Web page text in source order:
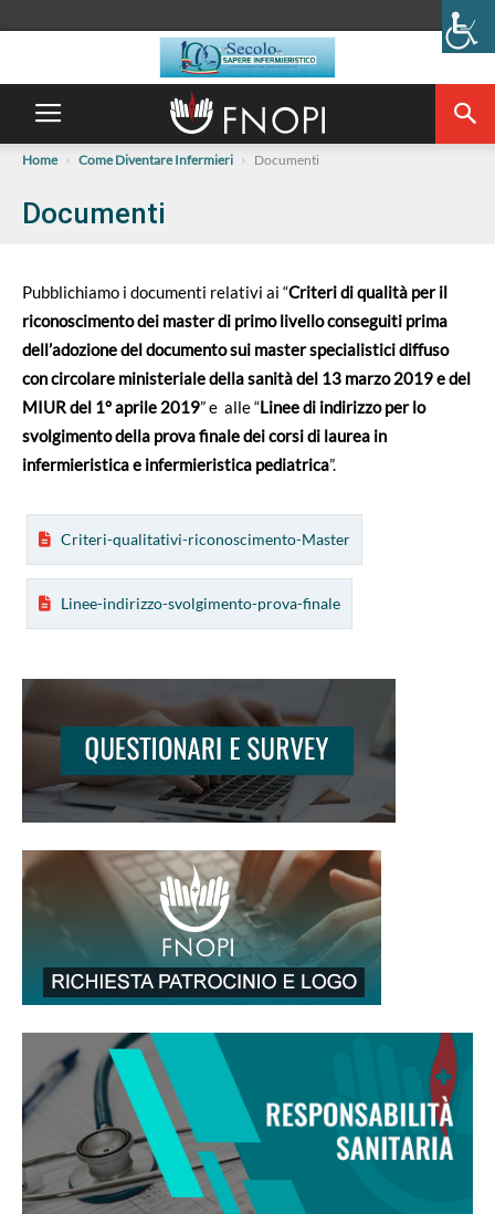
Home Come Diventare Infermieri Documenti
Documenti
Pubblichiamo i documenti relativi ai “Criteri di qualità per il
riconoscimento dei master di primo livello conseguiti prima
dell’adozione del documento sui master specialistici diffuso
con circolare ministeriale della sanità del 13 marzo 2019 e del
MIUR del 1° aprile 2019” e alle “Linee di indirizzo per lo
svolgimento della prova finale dei corsi di laurea in
infermieristica e infermieristica pediatrica”.
Criteri-qualitativi-riconoscimento-Master
Linee-indirizzo-svolgimento-prova-finale